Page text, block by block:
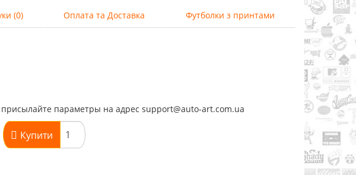
(0) Оплата та Доставка Футболки з принтами
параметры на адрес support@auto-art.com.ua
Купити